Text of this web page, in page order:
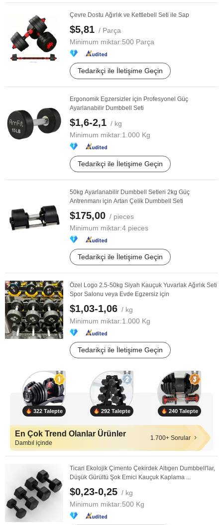
Çevre Dostu Ağırlık ve Kettlebell Seti ile Sap
$5,81 / Parça
Minimum miktar:500 Parça
Tedarikçi ile İletişime Geçin
Ergonomik Egzersizler için Profesyonel Güç
Ayarlanabilir Dumbbell Seti
$1,6-2,1 / kg
Minimum miktar:1.000 Kg
Tedarikçi ile İletişime Geçin
50kg Ayarlanabilir Dumbbell Setleri 2kg Güç
Antrenmanı için Artan Çelik Dumbbell Seti
$175,00 / pieces
Minimum miktar:4 pieces
Tedarikçi ile İletişime Geçin
Özel Logo 2.5-50kg Siyah Kauçuk Yuvarlak Ağırlık Seti
Spor Salonu veya Evde Egzersiz için
$1,03-1,06 / kg
Minimum miktar:1.000 Kg
Tedarikçi ile İletişime Geçin
322 Talepte 292 Talepte 240 Talepte
En Çok Trend Olanlar Ürünler
Dambıl içinde
1.700+ Sorular
Ticari Ekolojik Çimento Çekirdek Altıgen Dumbbell'lar,
Düşük Gürültü Şok Emici Kauçuk Kaplama ...
$0,23-0,25 / kg
Minimum miktar:500 Kg